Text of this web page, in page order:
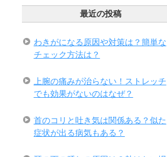
最近の投稿
わきがになる原因や対策は？簡単な
チェック方法は？
上腕の痛みが治らない！ストレッチ
でも効果がないのはなぜ？
首のコリと吐き気は関係ある？似た
症状が出る病気もある？